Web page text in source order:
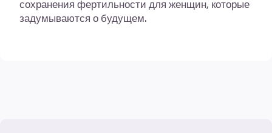
сохранения фертильности для женщин, которые
задумываются о будущем.